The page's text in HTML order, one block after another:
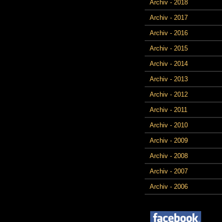
Archiv - 2018
Archiv - 2017
Archiv - 2016
Archiv - 2015
Archiv - 2014
Archiv - 2013
Archiv - 2012
Archiv - 2011
Archiv - 2010
Archiv - 2009
Archiv - 2008
Archiv - 2007
Archiv - 2006